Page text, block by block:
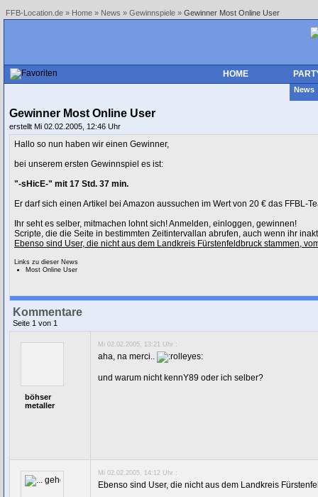
FFB-Location.de » Home » News » Gewinnspiele » Gewinner Most Online User
HOME
News
Gewinner Most Online User
erstellt Mi 02.02.2005, 12:46 Uhr
Hallo so nun haben wir einen Gewinner,
bei unserem ersten Gewinnspiel es ist:
"-sHicE-" mit 17 Std. 37 min.
Er darf sich einen Artikel bei Amazon aussuchen im Wert von 20 € das FFBL-
Ihr seht es selber, mitmachen lohnt sich! Anmelden, einloggen, gewinnen!
Scripte, die die Seite in bestimmten Zeitintervallan abrufen, auch wenn ihr
Ebenso sind User, die nicht aus dem Landkreis Fürstenfeldbruck stammen,
Links zu dieser News
Most Online User
Kommentare
Seite 1 von 1
böhser
metaller
Mi 02.02.2005, 13:21 Uhr :
aha, na merci..
und warum nicht kennY89 oder ich selber?
Mi 02.02.2005, 14:12 Uhr :
Ebenso sind User, die nicht aus dem Landkreis